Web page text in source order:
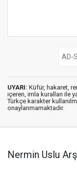
UYARI: Küfür, hakaret,
içeren, imla kuralları ile
Türkçe karakter
onaylanmamaktadır.
Nermin Uslu